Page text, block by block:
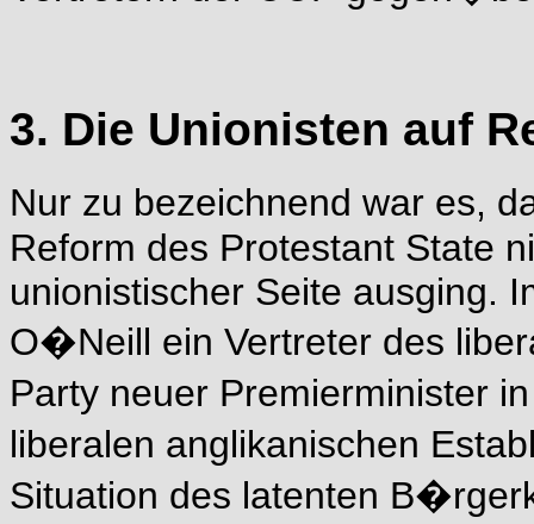
3. Die Unionisten auf
Nur zu bezeichnend war es,
Reform des Protestant State
unionistischer Seite ausging.
O�Neill ein Vertreter des
Party neuer Premierminister
liberalen anglikanischen
Situation des latenten